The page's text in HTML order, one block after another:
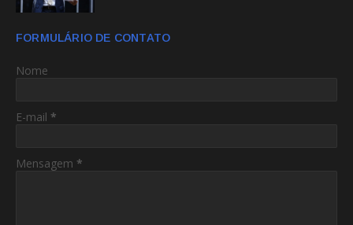
FORMULÁRIO DE CONTATO
Nome
E-mail *
Mensagem *